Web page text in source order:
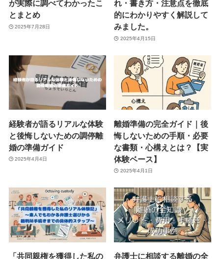
が実際に調べてわかったこ
とまとめ
2025年7月28日
れ・書き方・注意点を徹底
的にわかりやすく解説して
みました。
2025年4月15日
経験者が語るリアルな体験
と後悔しないための調停離
婚の準備ガイド
2025年4月4日
離婚準備の完全ガイド｜後
悔しないための手順・必要
な書類・心構えとは？【実
体験ベース】
2025年4月1日
「共同親権を獲得した私の 弁護士に相談する離婚の全